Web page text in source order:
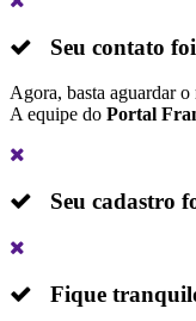
Seu contato foi
Agora, basta aguardar
A equipe do Portal
Seu cadastro
Fique